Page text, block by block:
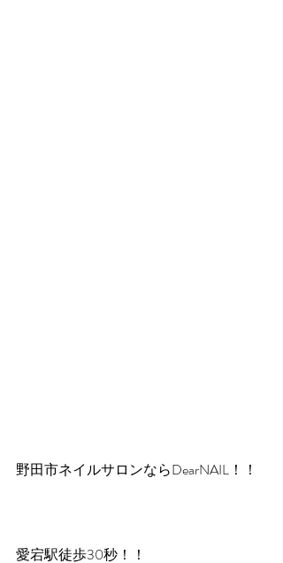
野田市ネイルサロンならDearNAIL！！
愛宕駅徒歩30秒！！